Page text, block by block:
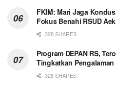
FKIM: Mari Jaga
Fokus Benahi RSUD
328 SHARES
Program DEPAN RS,
Tingkatkan Pengalaman
328 SHARES